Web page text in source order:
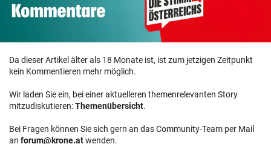
Da dieser Artikel älter als 18 Monate ist, ist zum jetzigen Zeitpunkt
kein Kommentieren mehr möglich.
Wir laden Sie ein, bei einer aktuelleren themenrelevanten Story
mitzudiskutieren:Themenübersicht.
Bei Fragen können Sie sich gern an das Community-Team per Mail
an forum@krone.atwenden.